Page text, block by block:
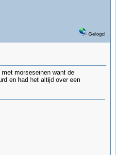
Gelogd
morseseinen want de
en had het altijd over een